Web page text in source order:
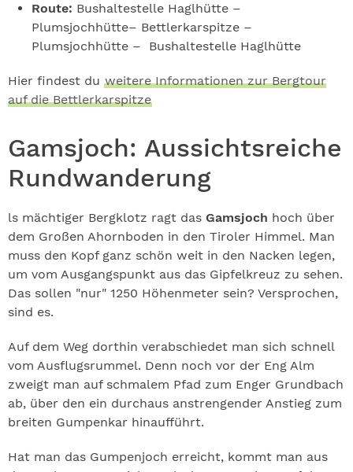
Route: Bushaltestelle Haglhütte –
Plumsjochhütte– Bettlerkarspitze –
Plumsjochhütte – Bushaltestelle Haglhütte
Hier findest du weitere Informationen zur Bergtour
auf die Bettlerkarspitze
Gamsjoch: Aussichtsreiche
Rundwanderung
ls mächtiger Bergklotz ragt das Gamsjoch hoch über
dem Großen Ahornboden in den Tiroler Himmel. Man
muss den Kopf ganz schön weit in den Nacken legen,
um vom Ausgangspunkt aus das Gipfelkreuz zu sehen.
Das sollen "nur" 1250 Höhenmeter sein? Versprochen,
sind es.
Auf dem Weg dorthin verabschiedet man sich schnell
vom Ausflugsrummel. Denn noch vor der Eng Alm
zweigt man auf schmalem Pfad zum Enger Grundbach
ab, über den ein durchaus anstrengender Anstieg zum
breiten Gumpenkar hinaufführt.
Hat man das Gumpenjoch erreicht, kommt man aus